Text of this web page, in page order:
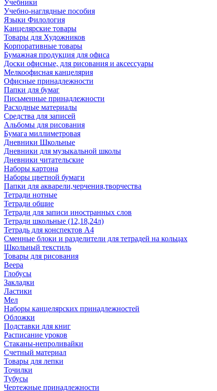
Учебники
Учебно-наглядные пособия
Языки Филология
Канцелярские товары
Товары для Художников
Корпоративные товары
Бумажная продукция для офиса
Доски офисные, для рисования и аксессуары
Мелкоофисная канцелярия
Офисные принадлежности
Папки для бумаг
Письменные принадлежности
Расходные материалы
Средства для записей
Альбомы для рисования
Бумага миллиметровая
Дневники Школьные
Дневники для музыкальной школы
Дневники читательские
Наборы картона
Наборы цветной бумаги
Папки для акварели,черчения,творчества
Тетради нотные
Тетради общие
Тетради для записи иностранных слов
Тетради школьные (12,18,24л)
Тетрадь для конспектов А4
Сменные блоки и разделители для тетрадей на кольцах
Школьный текстиль
Товары для рисования
Веера
Глобусы
Закладки
Ластики
Мел
Наборы канцелярских принадлежностей
Обложки
Подставки для книг
Расписание уроков
Стаканы-непроливайки
Счетный материал
Товары для лепки
Точилки
Тубусы
Чертежные принадлежности